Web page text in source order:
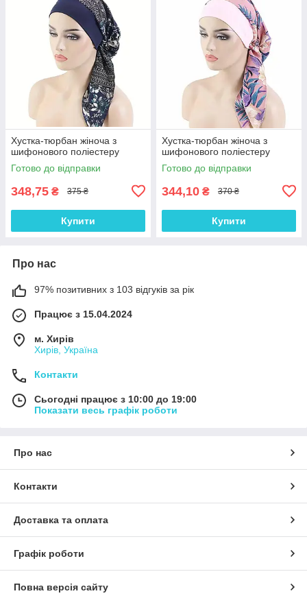
Хустка-тюрбан жіноча з
шифонового поліестеру
Готово до відправки
348,75 ₴ 375 ₴
Купити
Хустка-тюрбан жіноча з
шифонового поліестеру
Готово до відправки
344,10 ₴ 370 ₴
Купити
Про нас
97% позитивних з 103 відгуків за рік
Працює з 15.04.2024
м. Хирів
Хирів, Україна
Контакти
Сьогодні працює з 10:00 до 19:00
Показати весь графік роботи
Про нас
Контакти
Доставка та оплата
Графік роботи
Повна версія сайту